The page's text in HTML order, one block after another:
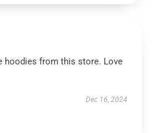
hoodies from this store. Love
Dec 16, 2024